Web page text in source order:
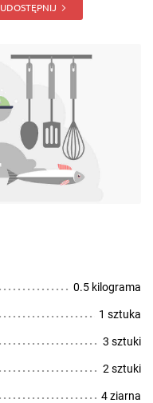
UDOSTĘPNIJ
0.5 kilograma
1 sztuka
3 sztuki
2 sztuki
4 ziarna